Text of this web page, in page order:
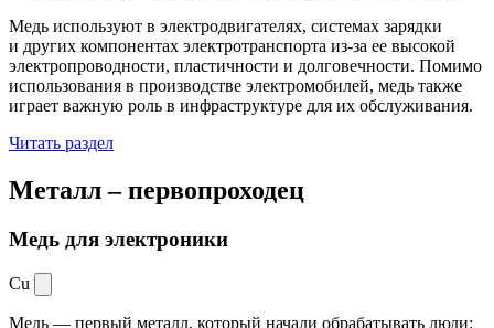
Медь используют в электродвигателях, системах зарядки
и других компонентах электротранспорта из-за ее высокой
электропроводности, пластичности и долговечности. Помимо
использования в производстве электромобилей, медь также
играет важную роль в инфраструктуре для их обслуживания.
Читать раздел
Металл –первопроходец
Медь для электроники
Cu
Медь — первый металл, который начали обрабатывать люди: